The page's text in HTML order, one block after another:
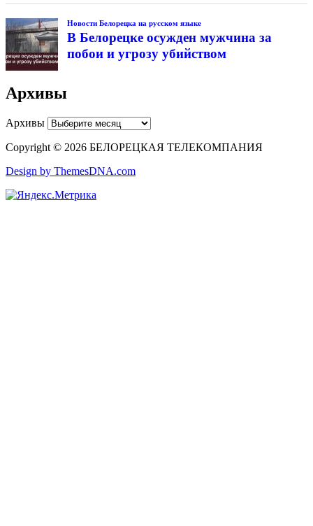
Новости Белорецка на русском языке
В Белорецке осужден мужчина за
побои и угрозу убийством
Архивы
Архивы
Copyright © 2026 БЕЛОРЕЦКАЯ ТЕЛЕКОМПАНИЯ
Design by ThemesDNA.com